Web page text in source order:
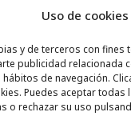
Uso de cookies
y de terceros con fines
publicidad relacionada
de navegación.
Puedes aceptar
o rechazar su uso
la Navidad
en Disney
en